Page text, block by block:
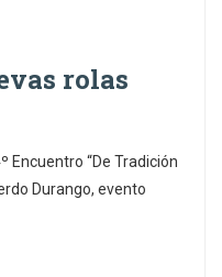
rolas
Encuentro “De Tradición
Durango, evento